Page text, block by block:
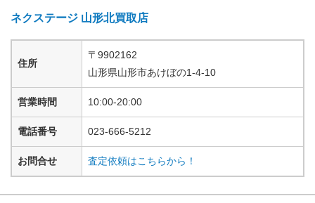
ネクステージ 山形北買取店
住所
〒 9902162
山形県山形市あけぼの1-4-10
営業時間 10:00-20:00
電話番号 023-666-5212
お問合せ 査定依頼はこちらから！